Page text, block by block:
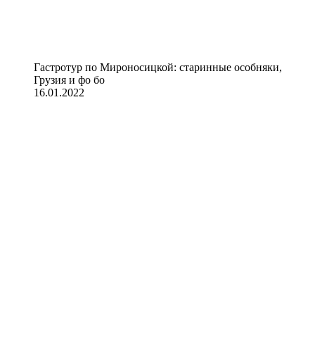
Гастротур по Мироносицкой: старинные особняки,
Грузия и фо бо
16.01.2022